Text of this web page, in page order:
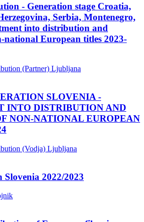
- Generation stage Croatia,
Serbia, Montenegro,
into distribution and
national European titles 2023-
(Partner) Ljubljana
SLOVENIA -
INTO DISTRIBUTION AND
NON-NATIONAL EUROPEAN
(Vodja) Ljubljana
2022/2023